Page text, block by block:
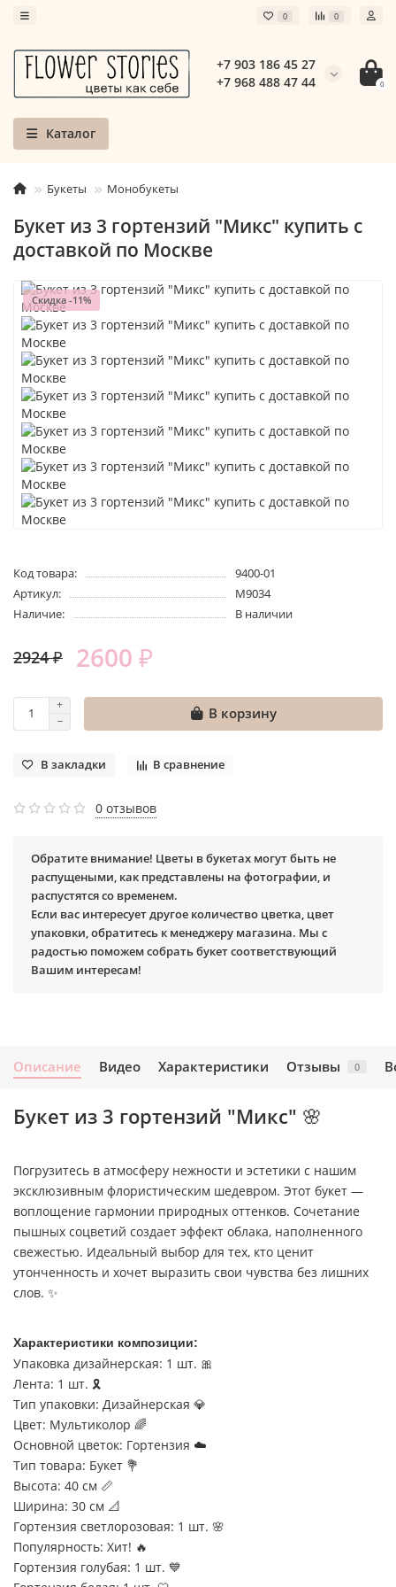
0 0
+7 903 186 45 27
+7 968 488 47 44
0
Каталог
Букеты Монобукеты
Букет из 3 гортензий "Микс" купить с
доставкой по Москве
Скидка -11%
Код товара:
9400-01
Артикул:
M9034
Наличие:
В наличии
2924 ₽ 2600 ₽
В корзину
В закладки В сравнение
0 отзывов
Обратите внимание! Цветы в букетах могут быть не
распущеными, как представлены на фотографии, и
распустятся со временем.
Если вас интересует другое количество цветка, цвет
упаковки, обратитесь к менеджеру магазина. Мы с
радостью поможем собрать букет соответствующий
Вашим интересам!
Описание Видео Характеристики Отзывы 0
Букет из 3 гортензий "Микс" 🌸
Погрузитесь в атмосферу нежности и эстетики с нашим
эксклюзивным флористическим шедевром. Этот букет —
воплощение гармонии природных оттенков. Сочетание
пышных соцветий создает эффект облака, наполненного
свежестью. Идеальный выбор для тех, кто ценит
утонченность и хочет выразить свои чувства без лишних
слов. ✨
Характеристики композиции:
Упаковка дизайнерская: 1 шт. 🎀
Лента: 1 шт. 🎗️
Тип упаковки: Дизайнерская 💎
Цвет: Мультиколор 🌈
Основной цветок: Гортензия ☁️
Тип товара: Букет 💐
Высота: 40 см 📏
Ширина: 30 см 📐
Гортензия светлорозовая: 1 шт. 🌸
Популярность: Хит! 🔥
Гортензия голубая: 1 шт. 💙